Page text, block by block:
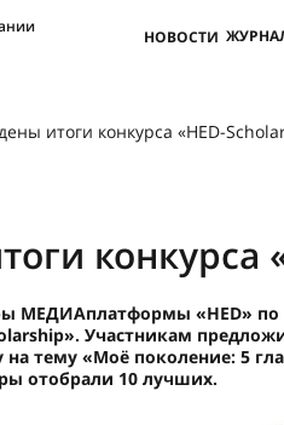
НОВОСТИ
итоги конкурса «HED-
конкурса
МЕДИАплатформы «HED»
Участникам
на тему «Моё поколение: 5
отобрали 10 лучших.